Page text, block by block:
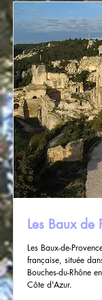
Les Baux de
Les Baux-de-
française, située
Bouches-du-Rhône
Côte d'Azur.